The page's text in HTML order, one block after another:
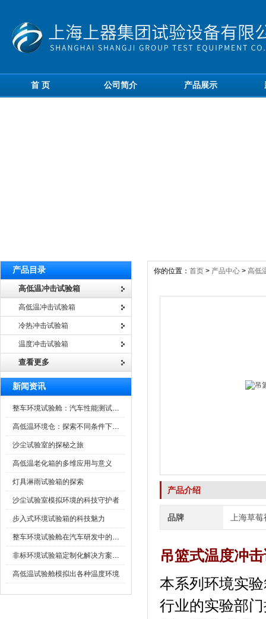
首 页 公司简介 产品展示
产品目录
高低温冲击试验箱
高低温冲击试验箱
冷热冲击试验箱
温度冲击试验箱
查看更多
新闻资讯
整车环境试验舱：汽车性能测试的设备
高低温环境仓：探索不同条件下的科学奥秘
沙尘试验室的探秘之旅
高低温老化箱的多维应用与意义
灯具淋雨试验箱的探索
沙尘试验室模拟环境的科技守护者
步入式环境试验箱的科技魅力
整车环境试验舱在汽车研发中的作用
非标环境试验箱定制化解决方案在可靠性测试中的重要性
高低温试验舱模拟出各种温度环境
你的位置： 首页 > 产品中心 > 高低
产品介绍
品牌 上海草
吊篮式温度冲
本系列环境实验
行业的实验部门